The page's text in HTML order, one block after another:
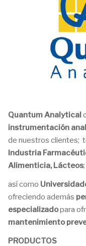
Quantum Analytical
instrumentación
de nuestros clientes;
Industria
Alimenticia, Lácteos;
así como
ofreciendo además
especializadopara
mantenimiento
PRODUCTOS